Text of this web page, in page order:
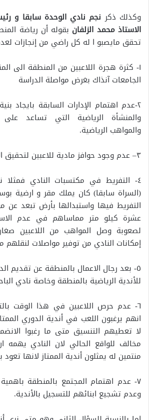
وكذلك ذكر نجم نادي الوحدة سابقا و
الاستاذ محمد الزلفان بقوله أن رياضة
تحقق مايصبو ا له كل راضي من إنجازات
١- كثرة هجرة اللاعبين من المنطقة الى
الجامعات آنذاك بغرض مواصلة الدراسة
٢-عدم اهتمام الإدارات السابقة بايجاد
والمنشأة الرياضية التي تساعد على
والمواهب الرياضية.
٣– عدم وجود حوافز مادية للاعبين لتحقيق الإنجازات
٤- التفريط في مكتسبات النادي فمثلا
(السراة سابقا) كان يملك مقر و ارضية
التفريط فيها واستبدالها بأرض تبعد عن
عشرة كيلو متر مماساهم في عدم
لصعوبة وصل المواهب من اللاعبين
إمكانات النادي من توفير مواصلات لنقلهم
٥- بعد رجال الاعمال بالمنطقة عن تقديم
للأندية الرياضية بالمنطقة وخاصة نادي
٦- عدم حرص اللاعبين في هذا الوقت
انهم يرغبون اللعب في أندية الدوري
لا تعطيهم التنسيق متى ما رغبوا
مخالف للواقع الحالي لان النادي يهمه
منتمين له يمثلون أندية الممتاز لانها تعود
٧- عدم اهتمام المجتمع بالمنطقة
وعدم تشجيع ابنائهم للتسجيل بالأندية.